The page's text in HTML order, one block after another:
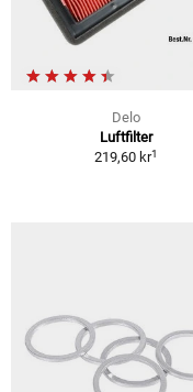
Delo
Luftfilter
219,60 kr1